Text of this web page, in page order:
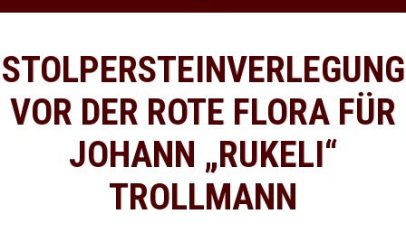
STOLPERSTEINVERLEGUNG
VOR DER ROTE FLORA FÜR
JOHANN „RUKELI“
TROLLMANN